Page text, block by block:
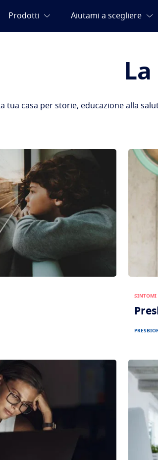
La tua casa per storie, educazione alla
SINTOMI